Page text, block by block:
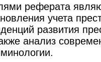
реферата
учета
развития
анализ